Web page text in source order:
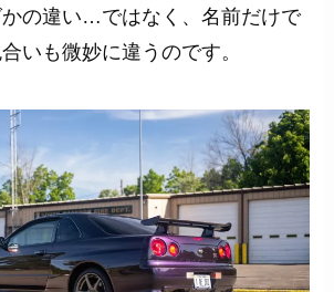
の違い…ではなく、名前だけで
いも微妙に違うのです。